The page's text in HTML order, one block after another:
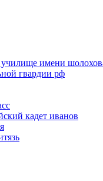
училище имени
гвардии рф
кадет иванов